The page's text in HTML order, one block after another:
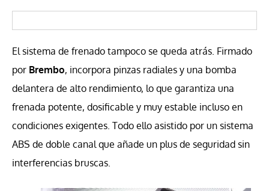
El sistema de frenado tampoco se queda atrás. Firmado
por Brembo, incorpora pinzas radiales y una bomba
delantera de alto rendimiento, lo que garantiza una
frenada potente, dosificable y muy estable incluso en
condiciones exigentes. Todo ello asistido por un sistema
ABS de doble canal que añade un plus de seguridad sin
interferencias bruscas.